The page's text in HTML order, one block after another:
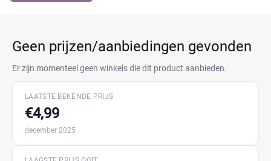
Geen prijzen/aanbiedingen gevonden
Er zijn momenteel geen winkels die dit product aanbieden.
LAATSTE BEKENDE PRIJS
€4,99
december 2025